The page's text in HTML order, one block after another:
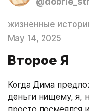
жизненные
May 14, 2025
Второе Я
Когда Дима
деньги нищему, я,
просто посмеялся